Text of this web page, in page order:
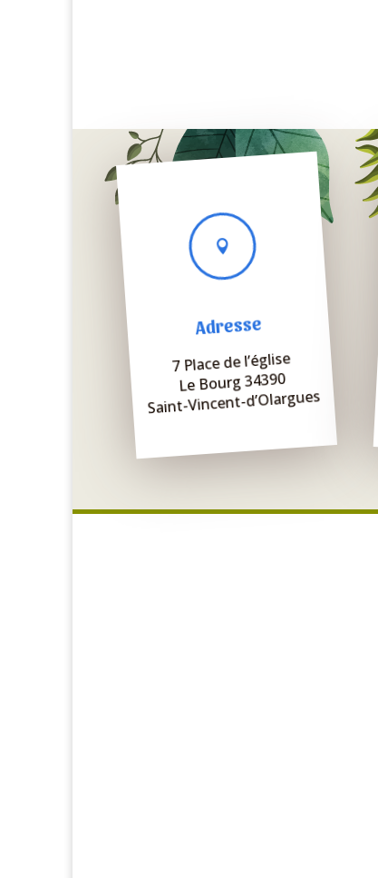

Adresse
7 Place de l’église
Le Bourg 34390
Saint-Vincent-d’Olargues